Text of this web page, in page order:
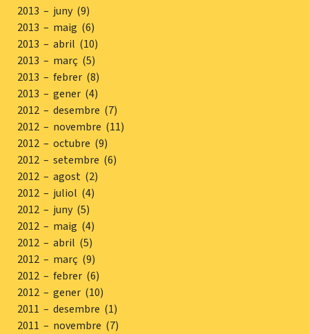
2013 – juny (9)
2013 – maig (6)
2013 – abril (10)
2013 – març (5)
2013 – febrer (8)
2013 – gener (4)
2012 – desembre (7)
2012 – novembre (11)
2012 – octubre (9)
2012 – setembre (6)
2012 – agost (2)
2012 – juliol (4)
2012 – juny (5)
2012 – maig (4)
2012 – abril (5)
2012 – març (9)
2012 – febrer (6)
2012 – gener (10)
2011 – desembre (1)
2011 – novembre (7)